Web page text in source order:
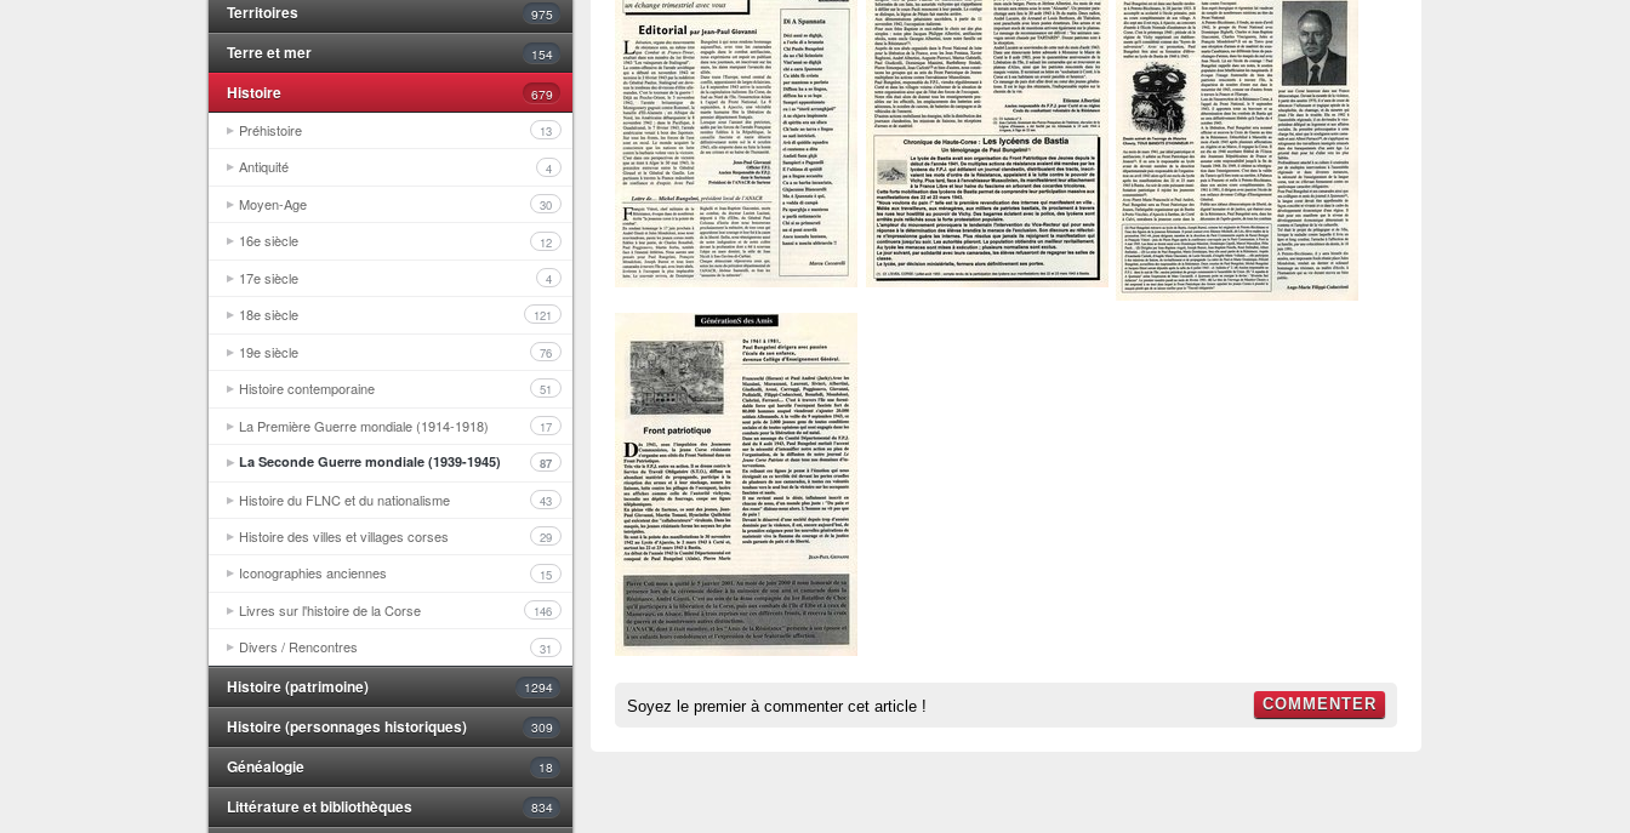
Territoires 975
Terre et mer 154
Histoire 679
Préhistoire 13
Antiquité 4
Moyen-Age 30
16e siècle 12
17e siècle 4
18e siècle 121
19e siècle 76
Histoire contemporaine 51
La Première Guerre mondiale (1914-1918) 17
La Seconde Guerre mondiale (1939-1945) 87
Histoire du FLNC et du nationalisme 43
Histoire des villes et villages corses 29
Iconographies anciennes 15
Livres sur l'histoire de la Corse 146
Divers / Rencontres 31
Histoire (patrimoine) 1294
Histoire (personnages historiques) 309
Généalogie 18
Littérature et bibliothèques 834
Soyez le premier à commenter cet article ! COMMENTER